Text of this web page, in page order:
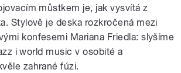
můstkem je, jak vysvítá z
Stylově je deska rozkročená mezi
konfesemi Mariana Friedla: slyšíme
i world music v osobité a
zahrané fúzi.